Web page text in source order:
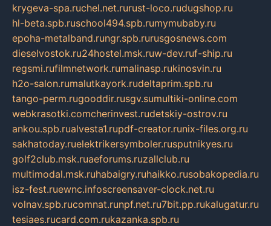
krygeva-spa.ruchel.net.rurust-loco.rudugshop.ru
hl-beta.spb.ruschool494.spb.rumymubaby.ru
epoha-metalband.rungr.spb.rurusgosnews.com
dieselvostok.ru24hostel.msk.ruw-dev.ruf-ship.ru
regsmi.rufilmnetwork.rumalinasp.rukinosvin.ru
h2o-salon.rumalutkayork.rudeltaprim.spb.ru
tango-perm.rugooddir.rusgv.sumultiki-online.com
webkrasotki.comcherinvest.rudetskiy-ostrov.ru
ankou.spb.rualvesta1.rupdf-creator.runix-files.org.ru
sakhatoday.ruelektrikersymboler.rusputnikyes.ru
golf2club.msk.ruaeforums.ruzallclub.ru
multimodal.msk.ruhabaigry.ruhaikko.rusobakopedia.ru
isz-fest.ruewnc.infoscreensaver-clock.net.ru
volnav.spb.rucomnat.runpf.net.ru7bit.pp.rukalugatur.ru
tesiaes.rucard.com.rukazanka.spb.ru